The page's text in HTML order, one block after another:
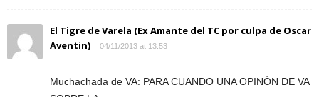
El Tigre de Varela (Ex Amante del TC por culpa de Oscar
Aventin)
04/11/2013 at 13:53
Muchachada de VA: PARA CUANDO UNA OPINÓN DE VA